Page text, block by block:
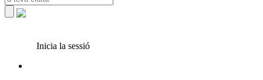
Inicia la sessió